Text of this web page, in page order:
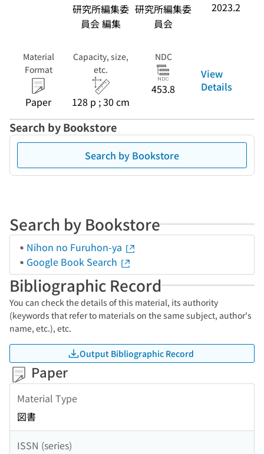
研究所編集委
員会 編集
研究所編集委
員会
2023.2
Material
Format
Paper
Capacity, size,
etc.
128 p ; 30 cm
NDC
453.8
View
Details
Search by Bookstore
Search by Bookstore
Search by Bookstore
Nihon no Furuhon-ya
Google Book Search
Bibliographic Record
You can check the details of this material, its authority
(keywords that refer to materials on the same subject, author's
name, etc.), etc.
Output Bibliographic Record
Paper
Material Type
図書
ISSN (series)